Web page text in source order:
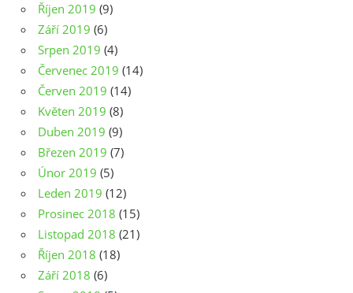
Říjen 2019 (9)
Září 2019 (6)
Srpen 2019 (4)
Červenec 2019 (14)
Červen 2019 (14)
Květen 2019 (8)
Duben 2019 (9)
Březen 2019 (7)
Únor 2019 (5)
Leden 2019 (12)
Prosinec 2018 (15)
Listopad 2018 (21)
Říjen 2018 (18)
Září 2018 (6)